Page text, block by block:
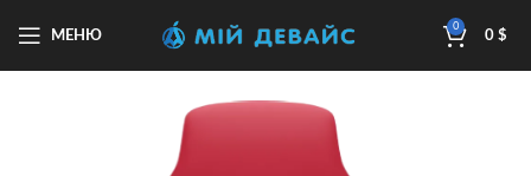
МЕНЮ
0
0 $